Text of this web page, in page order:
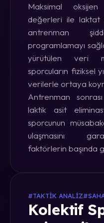
Maksimal
değerleri ile laktat
antrenman
programlamayı
yürütülen veri
sporcuların fiziksel
verilerle ortaya
Antrenman
laktik asit
sporcunun
ulaşmasını
faktörlerin başında
#TAKTIK ANALIZ
Kolektif